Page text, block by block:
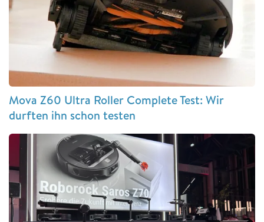
Mova Z60 Ultra Roller Complete Test: Wir
durften ihn schon testen